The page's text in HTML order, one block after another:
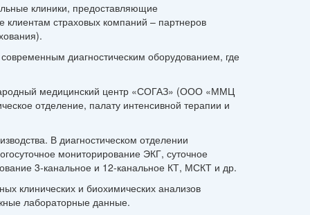
клиники, предоставляющие
страховых компаний – партнеров
диагностическим оборудованием, где
медицинский центр «СОГАЗ» (ООО «ММЦ
отделение, палату интенсивной терапии и
В диагностическом отделении
мониторирование ЭКГ, суточное
3-канальное и 12-канальное КТ, МСКТ и др.
клинических и биохимических анализов
лабораторные данные.